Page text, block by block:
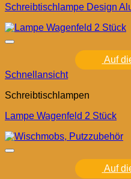
Schreibtischlampe Design
Auf
Schnellansicht
Schreibtischlampen
Lampe Wagenfeld 2 Stück
Auf